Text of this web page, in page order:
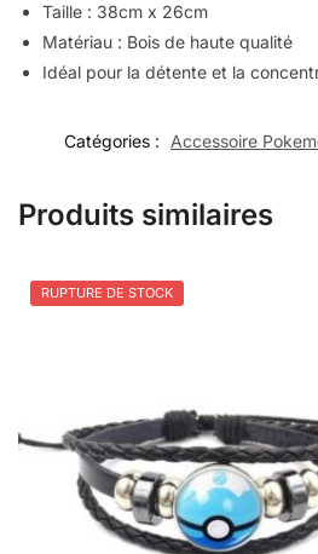
Taille : 38cm x 26cm
Matériau : Bois de haute qualité
Idéal pour la détente et la
Catégories : Accessoire
Produits similaires
RUPTURE DE STOCK